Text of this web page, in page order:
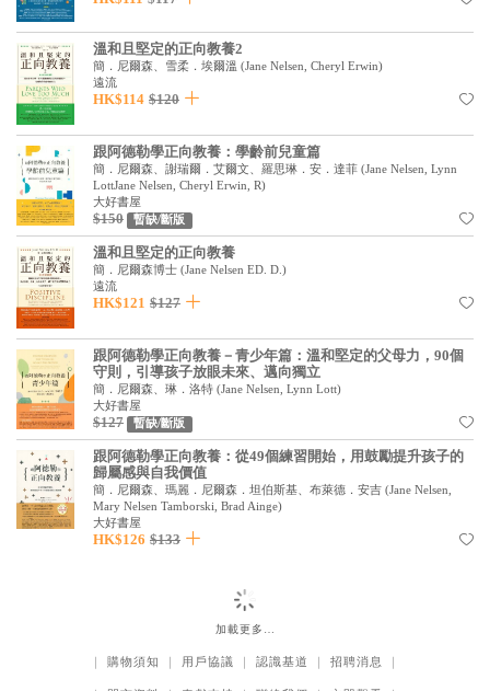
暢銷榜
中文二手書
英文二手書
精選英文書
電子書
基道 Top 50
溫和且堅定的正向教養2
簡．尼爾森、雪柔．埃爾溫 (Jane Nelsen, Cheryl Erwin)
遠流
HK$114 $120
跟阿德勒學正向教養：學齡前兒童篇
簡．尼爾森、謝瑞爾．艾爾文、羅思琳．安．達菲 (Jane Nelsen, Lynn
LottJane Nelsen, Cheryl Erwin, R)
大好書屋
$150 暫缺/斷版
溫和且堅定的正向教養
簡．尼爾森博士 (Jane Nelsen ED. D. )
遠流
HK$121 $127
跟阿德勒學正向教養－青少年篇：溫和堅定的父母力，90個
守則，引導孩子放眼未來、邁向獨立
簡．尼爾森、琳．洛特 (Jane Nelsen, Lynn Lott)
大好書屋
$127 暫缺/斷版
跟阿德勒學正向教養：從49個練習開始，用鼓勵提升孩子的
歸屬感與自我價值
簡．尼爾森、瑪麗．尼爾森．坦伯斯基、布萊德．安吉 (Jane Nelsen,
Mary Nelsen Tamborski, Brad Ainge)
大好書屋
HK$126 $133
加載更多…
購物須知 用戶協議 認識基道 招聘消息